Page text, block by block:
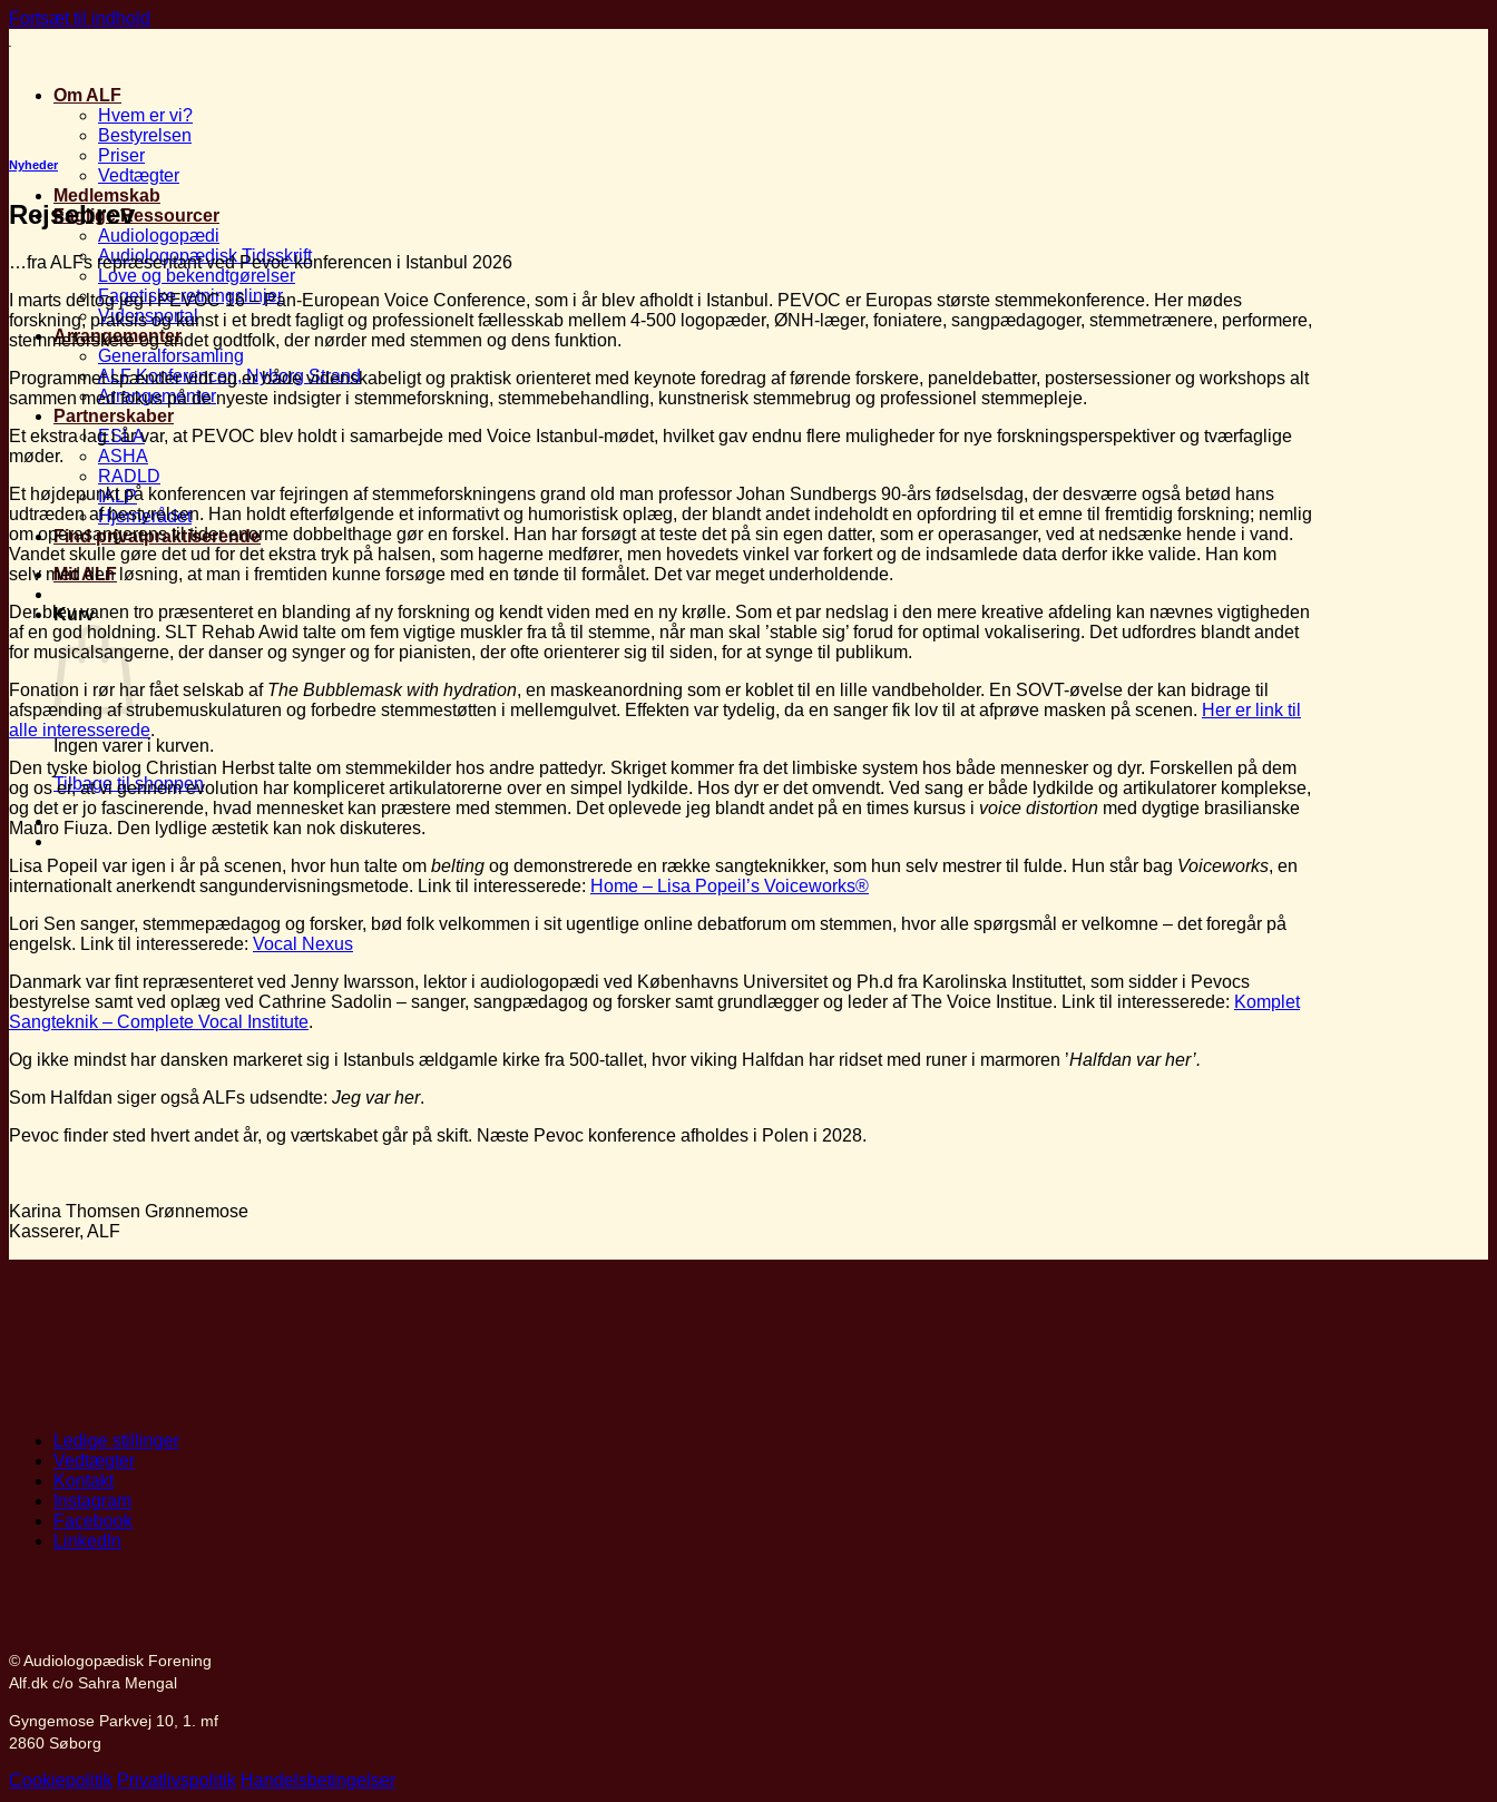
Fortsæt til indhold
Om ALF
Hvem er vi?
Bestyrelsen
Priser
Vedtægter
Medlemskab
Faglige Ressourcer
Audiologopædi
Audiologopædisk Tidsskrift
Love og bekendtgørelser
Fagetiske retningslinjer
Vidensportal
Arrangementer
Generalforsamling
ALF Konferencen, Nyborg Strand
Arrangementer
Partnerskaber
ESLA
ASHA
RADLD
IALP
Hjernerådet
Find privatpraktiserende
Mit ALF
Kurv
Ingen varer i kurven.
Tilbage til shoppen
Nyheder
Rejsebrev
…fra ALFs repræsentant ved Pevoc konferencen i Istanbul 2026
I marts deltog jeg i PEVOC 16 – Pan-European Voice Conference, som i år blev afholdt i Istanbul. PEVOC er Europas største stemmekonference. Her mødes
forskning, praksis og kunst i et bredt fagligt og professionelt fællesskab mellem 4-500 logopæder, ØNH‑læger, foniatere, sangpædagoger, stemmetrænere, performere,
stemmeforskere og andet godtfolk, der nørder med stemmen og dens funktion.
Programmet spænder vidt og er både videnskabeligt og praktisk orienteret med keynote foredrag af førende forskere, paneldebatter, postersessioner og workshops alt
sammen med fokus på de nyeste indsigter i stemmeforskning, stemmebehandling, kunstnerisk stemmebrug og professionel stemmepleje.
Et ekstra lag i år var, at PEVOC blev holdt i samarbejde med Voice Istanbul‑mødet, hvilket gav endnu flere muligheder for nye forskningsperspektiver og tværfaglige
møder.
Et højdepunkt på konferencen var fejringen af stemmeforskningens grand old man professor Johan Sundbergs 90-års fødselsdag, der desværre også betød hans
udtræden af bestyrelsen. Han holdt efterfølgende et informativt og humoristisk oplæg, der blandt andet indeholdt en opfordring til et emne til fremtidig forskning; nemlig
om operasangerens til tider enorme dobbelthage gør en forskel. Han har forsøgt at teste det på sin egen datter, som er operasanger, ved at nedsænke hende i vand.
Vandet skulle gøre det ud for det ekstra tryk på halsen, som hagerne medfører, men hovedets vinkel var forkert og de indsamlede data derfor ikke valide. Han kom
selv med den løsning, at man i fremtiden kunne forsøge med en tønde til formålet. Det var meget underholdende.
Der blev vanen tro præsenteret en blanding af ny forskning og kendt viden med en ny krølle. Som et par nedslag i den mere kreative afdeling kan nævnes vigtigheden
af en god holdning. SLT Rehab Awid talte om fem vigtige muskler fra tå til stemme, når man skal ’stable sig’ forud for optimal vokalisering. Det udfordres blandt andet
for musicalsangerne, der danser og synger og for pianisten, der ofte orienterer sig til siden, for at synge til publikum.
Fonation i rør har fået selskab af The Bubblemask with hydration, en maskeanordning som er koblet til en lille vandbeholder. En SOVT-øvelse der kan bidrage til
afspænding af strubemuskulaturen og forbedre stemmestøtten i mellemgulvet. Effekten var tydelig, da en sanger fik lov til at afprøve masken på scenen. Her er link til
alle interesserede.
Den tyske biolog Christian Herbst talte om stemmekilder hos andre pattedyr. Skriget kommer fra det limbiske system hos både mennesker og dyr. Forskellen på dem
og os er, at vi gennem evolution har kompliceret artikulatorerne over en simpel lydkilde. Hos dyr er det omvendt. Ved sang er både lydkilde og artikulatorer komplekse,
og det er jo fascinerende, hvad mennesket kan præstere med stemmen. Det oplevede jeg blandt andet på en times kursus i voice distortion med dygtige brasilianske
Mauro Fiuza. Den lydlige æstetik kan nok diskuteres.
Lisa Popeil var igen i år på scenen, hvor hun talte om belting og demonstrerede en række sangteknikker, som hun selv mestrer til fulde. Hun står bag Voiceworks, en
internationalt anerkendt sangundervisningsmetode. Link til interesserede: Home – Lisa Popeil’s Voiceworks®
Lori Sen sanger, stemmepædagog og forsker, bød folk velkommen i sit ugentlige online debatforum om stemmen, hvor alle spørgsmål er velkomne – det foregår på
engelsk. Link til interesserede: Vocal Nexus
Danmark var fint repræsenteret ved Jenny Iwarsson, lektor i audiologopædi ved Københavns Universitet og Ph.d fra Karolinska Instituttet, som sidder i Pevocs
bestyrelse samt ved oplæg ved Cathrine Sadolin – sanger, sangpædagog og forsker samt grundlægger og leder af The Voice Institue. Link til interesserede: Komplet
Sangteknik – Complete Vocal Institute.
Og ikke mindst har dansken markeret sig i Istanbuls ældgamle kirke fra 500-tallet, hvor viking Halfdan har ridset med runer i marmoren ’Halfdan var her’.
Som Halfdan siger også ALFs udsendte: Jeg var her.
Pevoc finder sted hvert andet år, og værtskabet går på skift. Næste Pevoc konference afholdes i Polen i 2028.
Karina Thomsen Grønnemose
Kasserer, ALF
Ledige stillinger
Vedtægter
Kontakt
Instagram
Facebook
LinkedIn
© Audiologopædisk Forening
Alf.dk c/o Sahra Mengal
Gyngemose Parkvej 10, 1. mf
2860 Søborg
Cookiepolitik Privatlivspolitik Handelsbetingelser